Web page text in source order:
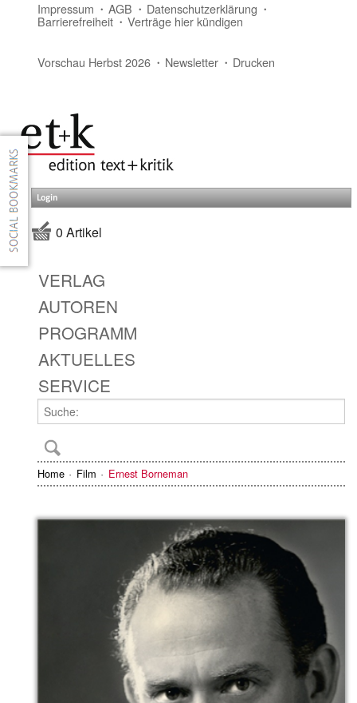
Impressum AGB Datenschutzerklärung
Barrierefreiheit Verträge hier kündigen
Vorschau Herbst 2026 Newsletter Drucken
Login
0 Artikel
VERLAG
AUTOREN
PROGRAMM
AKTUELLES
SERVICE
Home Film Ernest Borneman